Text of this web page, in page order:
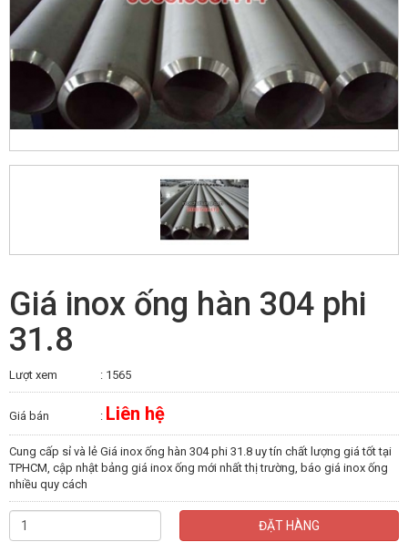
Giá inox ống hàn 304 phi
31.8
Lượt xem : 1565
Giá bán : Liên hệ
Cung cấp sỉ và lẻ Giá inox ống hàn 304 phi 31.8 uy tín chất lượng giá tốt tại
TPHCM, cập nhật bảng giá inox ống mới nhất thị trường, báo giá inox ống
nhiều quy cách
ĐẶT HÀNG